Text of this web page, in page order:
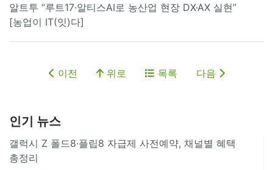
알트투 “루트17·알티스AI로 농산업 현장 DX·AX 실현”
[농업이 IT(잇)다]
이전 위로 목록 다음
인기 뉴스
갤럭시 Z 폴드8·플립8 자급제 사전예약, 채널별 혜택
총정리